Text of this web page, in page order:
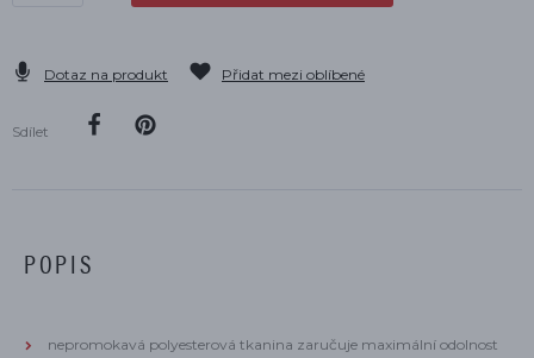
Dotaz na produkt Přidat mezi oblíbené
Sdílet
POPIS
nepromokavá polyesterová tkanina zaručuje maximální odolnost